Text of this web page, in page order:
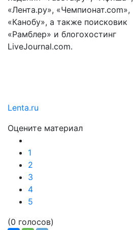
«Лента.ру», «Чемпионат.com»,
«Канобу», а также поисковик
«Рамблер» и блогохостинг
LiveJournal.com.
Lenta.ru
Оцените материал
1
2
3
4
5
(0 голосов)